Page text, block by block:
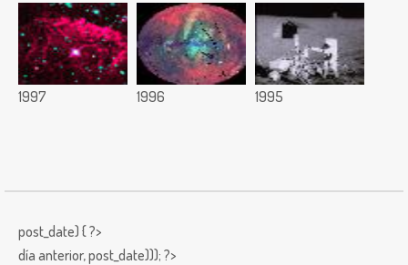
1997 1996 1995
post_date) { ?>
día anterior,post_date))); ?>